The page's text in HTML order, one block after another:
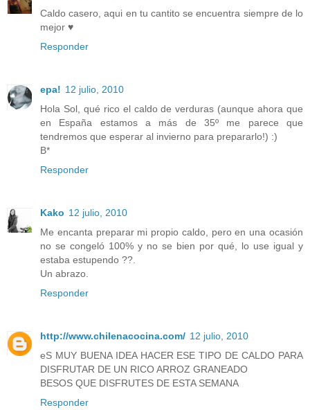
Caldo casero, aqui en tu cantito se encuentra siempre de lo
mejor ♥
Responder
epa! 12 julio, 2010
Hola Sol, qué rico el caldo de verduras (aunque ahora que
en España estamos a más de 35º me parece que
tendremos que esperar al invierno para prepararlo!) :)
B*
Responder
Kako 12 julio, 2010
Me encanta preparar mi propio caldo, pero en una ocasión
no se congeló 100% y no se bien por qué, lo use igual y
estaba estupendo ??.
Un abrazo.
Responder
http://www.chilenacocina.com/ 12 julio, 2010
eS MUY BUENA IDEA HACER ESE TIPO DE CALDO PARA
DISFRUTAR DE UN RICO ARROZ GRANEADO
BESOS QUE DISFRUTES DE ESTA SEMANA
Responder